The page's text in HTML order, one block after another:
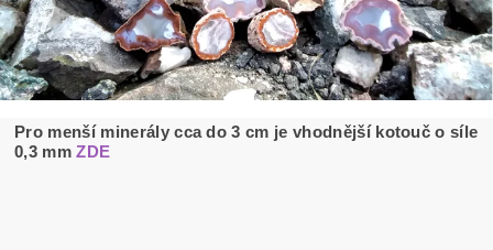
Pro menší minerály cca do 3 cm je vhodnější kotouč o síle
0,3 mmZDE